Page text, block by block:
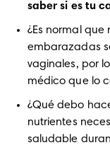
saber si es tu
¿Es normal que
embarazadas
vaginales, por
médico que lo
¿Qué debo
nutrientes
saludable